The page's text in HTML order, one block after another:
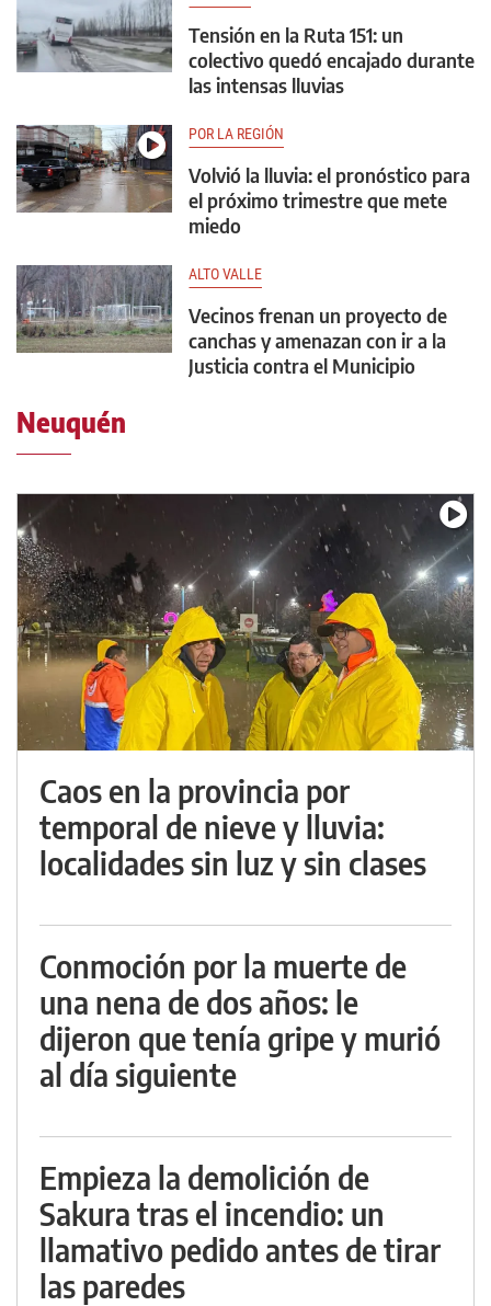
Tensión en la Ruta 151: un
colectivo quedó encajado durante
las intensas lluvias
POR LA REGIÓN
Volvió la lluvia: el pronóstico para
el próximo trimestre que mete
miedo
ALTO VALLE
Vecinos frenan un proyecto de
canchas y amenazan con ir a la
Justicia contra el Municipio
Neuquén
Caos en la provincia por
temporal de nieve y lluvia:
localidades sin luz y sin clases
Conmoción por la muerte de
una nena de dos años: le
dijeron que tenía gripe y murió
al día siguiente
Empieza la demolición de
Sakura tras el incendio: un
llamativo pedido antes de tirar
las paredes